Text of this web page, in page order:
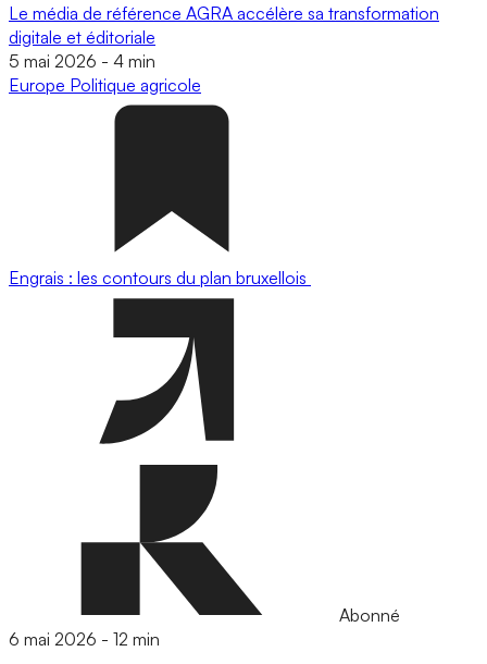
Le média de référence AGRA accélère sa transformation
digitale et éditoriale
5 mai 2026 - 4 min
Europe Politique agricole
Engrais : les contours du plan bruxellois
Abonné
6 mai 2026 - 12 min